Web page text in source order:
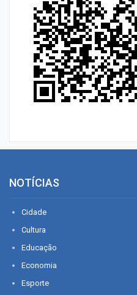
NOTÍCIAS
Cidade
Cultura
Educação
Economia
Esporte